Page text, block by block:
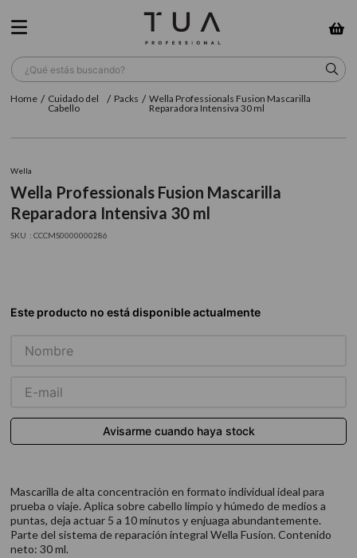
¿Qué estás buscando?
Cuidado del
Cabello
Packs
Wella Professionals Fusion Mascarilla
Reparadora Intensiva 30 ml
Wella
Wella Professionals Fusion Mascarilla
Reparadora Intensiva 30 ml
: CCCMS0000000286
Mascarilla de alta concentración en formato individual ideal para
prueba o viaje. Aplica sobre cabello limpio y húmedo de medios a
puntas, deja actuar 5 a 10 minutos y enjuaga abundantemente.
Parte del sistema de reparación integral Wella Fusion. Contenido
neto: 30 ml.
TÉRMINOS MÁS BUSCADOS
3. farmavita
7. secador
10.